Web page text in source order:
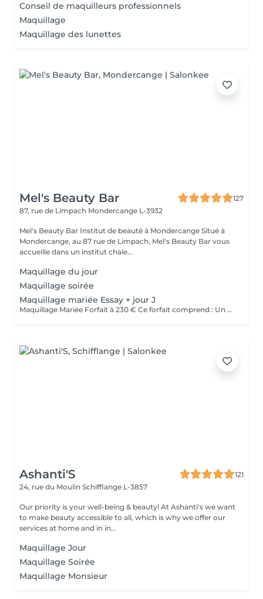
Conseil de maquilleurs professionnels
Maquillage
Maquillage des lunettes
Mel's Beauty Bar
127
87, rue de Limpach Mondercange L-3932
Mel's Beauty Bar Institut de beauté à Mondercange Situé à
Mondercange, au 87 rue de Limpach, Mel's Beauty Bar vous
accueille dans un institut chale...
Maquillage du jour
Maquillage soirée
Maquillage mariée Essay + jour J
Maquillage Mariée Forfait à 230 € Ce forfait comprend : Un essai maquillage en amont, afin de définir ensemble le maquillage idéal selon votre personnalité, votre robe et le thème de votre mariage Le maquillage du jour J, réalisé avec des produits professionnels longue tenue pour un teint lumineux et un maquillage impeccable tout au long de la journée et de la soirée Un moment privilégié, pensé pour vous offrir sérénité, écoute et mise en beauté sur mesure. Faux cils sur demande (en supplément), pour sublimer le regard selon vos envies. Déplacement possible : des frais de déplacement seront appliqués selon la distance.
Ashanti'S
121
24, rue du Moulin Schifflange L-3857
Our priority is your well-being & beauty! At Ashanti's we want
to make beauty accessible to all, which is why we offer our
services at home and in in...
Maquillage Jour
Maquillage Soirée
Maquillage Monsieur